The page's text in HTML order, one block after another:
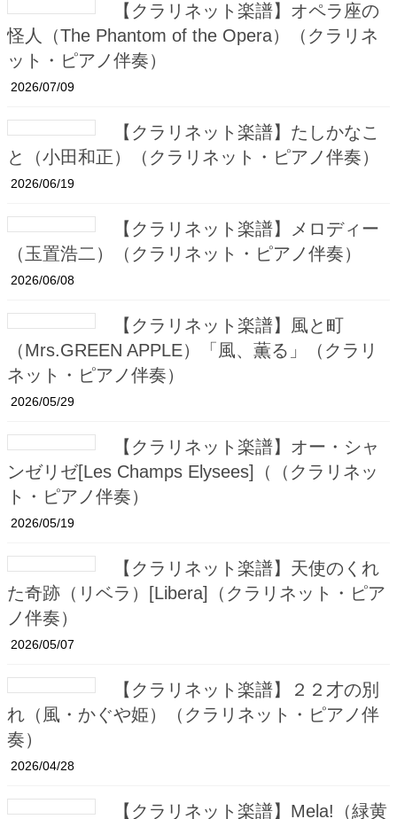
【クラリネット楽譜】オペラ座の
怪人（The Phantom of the Opera）（クラリネ
ット・ピアノ伴奏）
2026/07/09
【クラリネット楽譜】たしかなこ
と（小田和正）（クラリネット・ピアノ伴奏）
2026/06/19
【クラリネット楽譜】メロディー
（玉置浩二）（クラリネット・ピアノ伴奏）
2026/06/08
【クラリネット楽譜】風と町
（Mrs.GREEN APPLE）「風、薫る」（クラリ
ネット・ピアノ伴奏）
2026/05/29
【クラリネット楽譜】オー・シャ
ンゼリゼ[Les Champs Elysees]（（クラリネッ
ト・ピアノ伴奏）
2026/05/19
【クラリネット楽譜】天使のくれ
た奇跡（リベラ）[Libera]（クラリネット・ピア
ノ伴奏）
2026/05/07
【クラリネット楽譜】２２才の別
れ（風・かぐや姫）（クラリネット・ピアノ伴
奏）
2026/04/28
【クラリネット楽譜】Mela!（緑黄